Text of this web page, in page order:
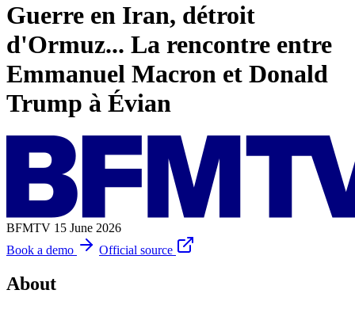
Guerre en Iran, détroit
d'Ormuz... La rencontre entre
Emmanuel Macron et Donald
Trump à Évian
BFMTV 15 June 2026
Book a demo
Official source
About